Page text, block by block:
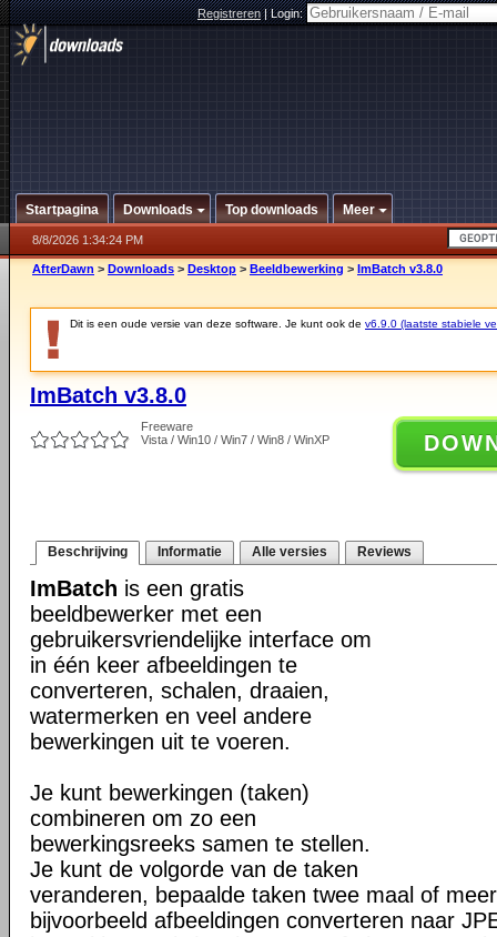
Registreren|Login:
Startpagina Downloads Top downloads Meer
8/8/2026 1:34:24 PM
AfterDawn > Downloads > Desktop > Beeldbewerking > ImBatch v3.8.0
Dit is een oude versie van deze software. Je kunt ook de v6.9.0 (laatste stabiele
ImBatch v3.8.0
Freeware
Vista / Win10 / Win7 / Win8 / WinXP
Beschrijving Informatie Alle versies Reviews
ImBatch is een gratis
beeldbewerker met een
gebruikersvriendelijke interface om
in één keer afbeeldingen te
converteren, schalen, draaien,
watermerken en veel andere
bewerkingen uit te voeren.
Je kunt bewerkingen (taken)
combineren om zo een
bewerkingsreeks samen te stellen.
Je kunt de volgorde van de taken
veranderen, bepaalde taken twee maal of
bijvoorbeeld afbeeldingen converteren naar